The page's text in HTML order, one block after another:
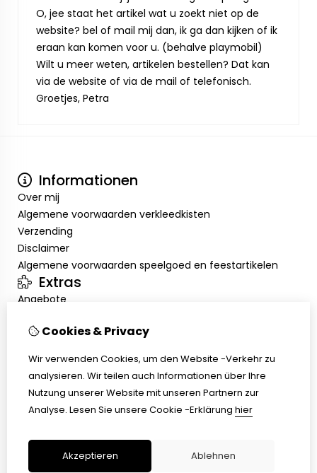
O, jee staat het artikel wat u zoekt niet op de
website? bel of mail mij dan, ik ga dan kijken of ik
eraan kan komen voor u. (behalve playmobil)
Wilt u meer weten, artikelen bestellen? Dat kan
via de website of via de mail of telefonisch.
Groetjes, Petra
Informationen
Over mij
Algemene voorwaarden verkleedkisten
Verzending
Disclaimer
Algemene voorwaarden speelgoed en feestartikelen
Extras
Angebote
Inloggen
Kundenservice
Retouren
Cookies & Privacy
Wir verwenden Cookies, um den Website -Verkehr zu
analysieren. Wir teilen auch Informationen über Ihre
Nutzung unserer Website mit unseren Partnern zur
Analyse. Lesen Sie unsere Cookie -Erklärung hier
Akzeptieren Ablehnen